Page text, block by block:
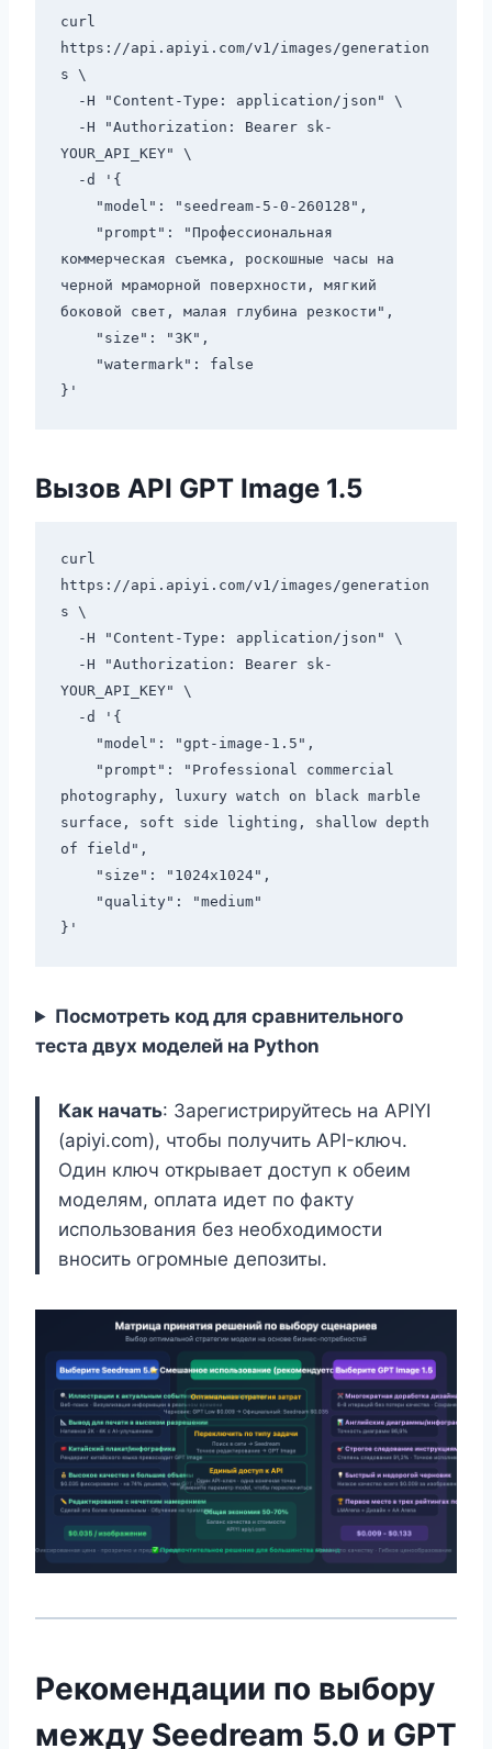
curl
https://api.apiyi.com/v1/images/generation
s \
YOUR_API_KEY" \
коммерческая съемка, роскошные часы на
черной мраморной поверхности, мягкий
боковой свет, малая глубина резкости",
Вызов API GPT Image 1.5
curl
https://api.apiyi.com/v1/images/generation
s \
YOUR_API_KEY" \
photography, luxury watch on black marble
surface, soft side lighting, shallow depth
of field",
Посмотреть код для сравнительного
теста двух моделей на Python
Как начать: Зарегистрируйтесь на APIYI
(apiyi.com), чтобы получить API-ключ.
Один ключ открывает доступ к обеим
моделям, оплата идет по факту
использования без необходимости
вносить огромные депозиты.
Рекомендации по выбору
между Seedream 5.0 и GPT